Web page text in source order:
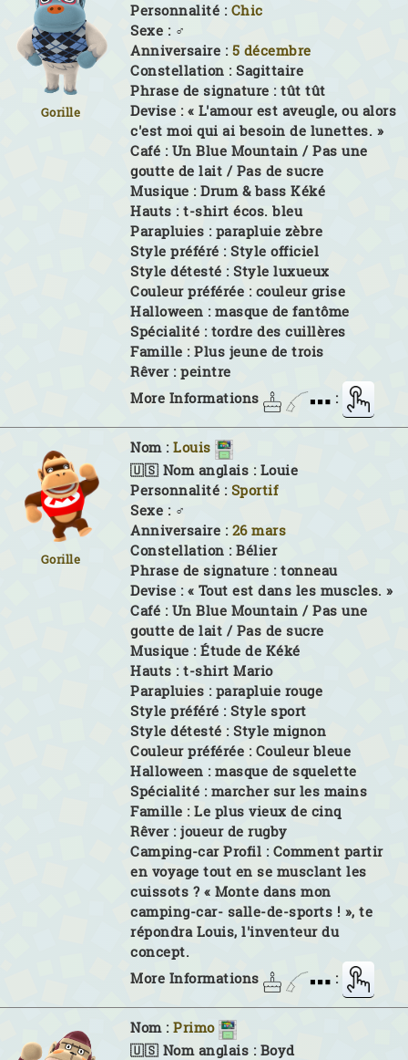
Gorille
Personnalité : Chic
Sexe : ♂
Anniversaire : 5 décembre
Constellation : Sagittaire
Phrase de signature : tût tût
Devise : « L'amour est aveugle, ou alors
c'est moi qui ai besoin de lunettes. »
Café : Un Blue Mountain / Pas une
goutte de lait / Pas de sucre
Musique : Drum & bass Kéké
Hauts : t-shirt écos. bleu
Parapluies : parapluie zèbre
Style préféré : Style officiel
Style détesté : Style luxueux
Couleur préférée : couleur grise
Halloween : masque de fantôme
Spécialité : tordre des cuillères
Famille : Plus jeune de trois
Rêver : peintre
More Informations
:
Gorille
Nom : Louis
🇺🇸 Nom anglais : Louie
Personnalité : Sportif
Sexe : ♂
Anniversaire : 26 mars
Constellation : Bélier
Phrase de signature : tonneau
Devise : « Tout est dans les muscles. »
Café : Un Blue Mountain / Pas une
goutte de lait / Pas de sucre
Musique : Étude de Kéké
Hauts : t-shirt Mario
Parapluies : parapluie rouge
Style préféré : Style sport
Style détesté : Style mignon
Couleur préférée : Couleur bleue
Halloween : masque de squelette
Spécialité : marcher sur les mains
Famille : Le plus vieux de cinq
Rêver : joueur de rugby
Camping-car Profil : Comment partir
en voyage tout en se musclant les
cuissots ? « Monte dans mon
camping-car- salle-de-sports ! », te
répondra Louis, l'inventeur du
concept.
More Informations
:
Nom : Primo
🇺🇸 Nom anglais : Boyd